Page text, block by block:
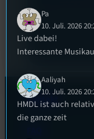
Kontakt
Pa
10. Juli. 2026
Live dabei!
Interessante
Aaliyah
10. Juli. 2026
HMDL ist auch
die ganze zeit